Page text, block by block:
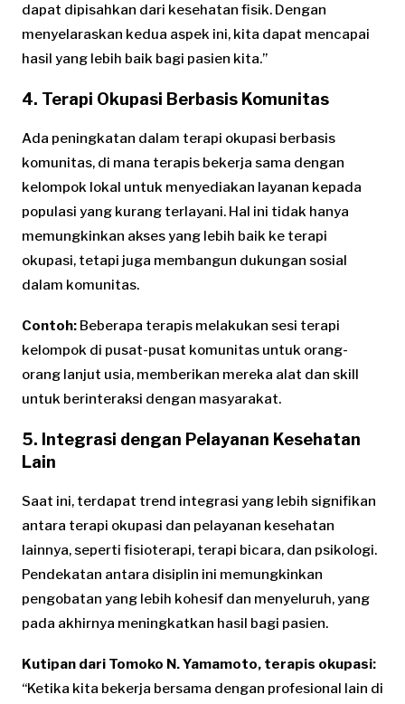
dapat dipisahkan dari kesehatan fisik. Dengan
menyelaraskan kedua aspek ini, kita dapat mencapai
hasil yang lebih baik bagi pasien kita.”
4. Terapi Okupasi Berbasis Komunitas
Ada peningkatan dalam terapi okupasi berbasis
komunitas, di mana terapis bekerja sama dengan
kelompok lokal untuk menyediakan layanan kepada
populasi yang kurang terlayani. Hal ini tidak hanya
memungkinkan akses yang lebih baik ke terapi
okupasi, tetapi juga membangun dukungan sosial
dalam komunitas.
Contoh: Beberapa terapis melakukan sesi terapi
kelompok di pusat-pusat komunitas untuk orang-
orang lanjut usia, memberikan mereka alat dan skill
untuk berinteraksi dengan masyarakat.
5. Integrasi dengan Pelayanan Kesehatan
Lain
Saat ini, terdapat trend integrasi yang lebih signifikan
antara terapi okupasi dan pelayanan kesehatan
lainnya, seperti fisioterapi, terapi bicara, dan psikologi.
Pendekatan antara disiplin ini memungkinkan
pengobatan yang lebih kohesif dan menyeluruh, yang
pada akhirnya meningkatkan hasil bagi pasien.
Kutipan dari Tomoko N. Yamamoto, terapis okupasi:
“Ketika kita bekerja bersama dengan profesional lain di